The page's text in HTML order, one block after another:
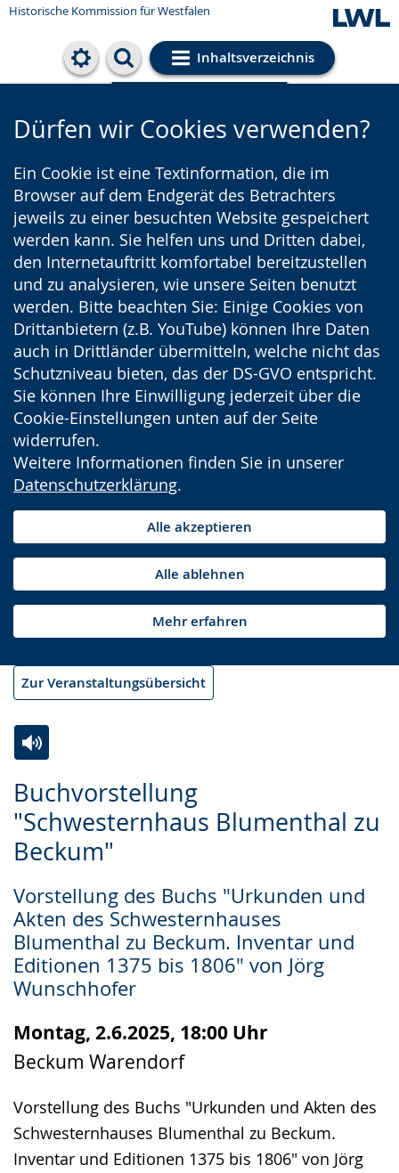
Historische Kommission für Westfalen
Inhaltsverzeichnis
Cookie-Einstellungen
Dürfen wir Cookies verwenden?
Ein Cookie ist eine Textinformation, die im
Browser auf dem Endgerät des Betrachters
jeweils zu einer besuchten Website gespeichert
werden kann. Sie helfen uns und Dritten dabei,
den Internetauftritt komfortabel bereitzustellen
und zu analysieren, wie unsere Seiten benutzt
werden. Bitte beachten Sie: Einige Cookies von
Drittanbietern (z.B. YouTube) können Ihre Daten
auch in Drittländer übermitteln, welche nicht das
Schutzniveau bieten, das der DS-GVO entspricht.
Sie können Ihre Einwilligung jederzeit über die
Cookie-Einstellungen unten auf der Seite
widerrufen.
Weitere Informationen finden Sie in unserer
Datenschutzerklärung.
Alle akzeptieren
Alle ablehnen
Mehr erfahren
Zur Veranstaltungsübersicht
Buchvorstellung
"Schwesternhaus Blumenthal zu
Beckum"
Vorstellung des Buchs "Urkunden und
Akten des Schwesternhauses
Blumenthal zu Beckum. Inventar und
Editionen 1375 bis 1806" von Jörg
Wunschhofer
Montag, 2.6.2025, 18:00 Uhr
Beckum Warendorf
Vorstellung des Buchs "Urkunden und Akten des
Schwesternhauses Blumenthal zu Beckum.
Inventar und Editionen 1375 bis 1806" von Jörg
Leichten
Sprache
wechseln.
Audio-
Unterstützung.
Video
in
Deutscher
wird
angezeigt.